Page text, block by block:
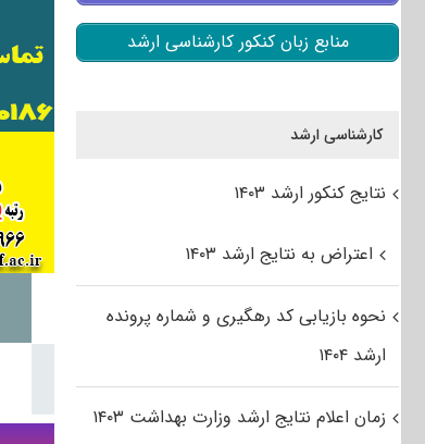
منابع زبان کنکور کارشناسی ارشد
کارشناسی ارشد
نتایج کنکور ارشد ۱۴۰۳
اعتراض به نتایج ارشد ۱۴۰۳
نحوه بازیابی کد رهگیری و شماره پرونده
ارشد ۱۴۰۴
زمان اعلام نتایج ارشد وزارت بهداشت ۱۴۰۳